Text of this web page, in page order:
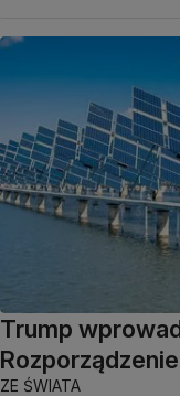
Trump
ZE ŚWIATA